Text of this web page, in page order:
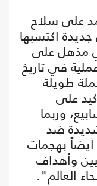
على سلاح
اكتسبها
مذهل على
في تاريخ
طويلة
على
وربما
ضد
أيضاً بهجمات
وأهداف
العالم".